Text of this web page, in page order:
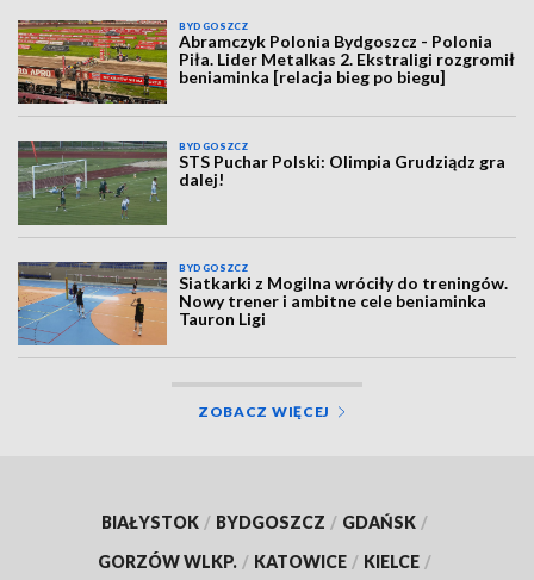
BYDGOSZCZ
Abramczyk Polonia Bydgoszcz - Polonia
Piła. Lider Metalkas 2. Ekstraligi rozgromił
beniaminka [relacja bieg po biegu]
BYDGOSZCZ
STS Puchar Polski: Olimpia Grudziądz gra
dalej!
BYDGOSZCZ
Siatkarki z Mogilna wróciły do treningów.
Nowy trener i ambitne cele beniaminka
Tauron Ligi
ZOBACZ WIĘCEJ
BIAŁYSTOK / BYDGOSZCZ / GDAŃSK /
GORZÓW WLKP. / KATOWICE / KIELCE /